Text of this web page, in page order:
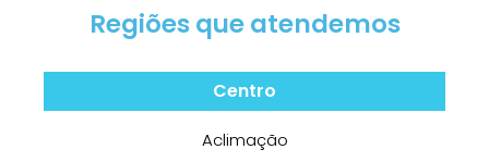
Regiões que atendemos
Centro
Aclimação